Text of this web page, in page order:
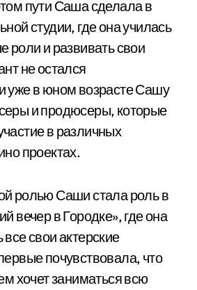
пути Саша сделала в
студии, где она училась
роли и развивать свои
не остался
уже в юном возрасте Сашу
и продюсеры, которые
в различных
проектах.
ролью Саши стала роль в
вечер в Городке», где она
свои актерские
почувствовала, что
хочет заниматься всю